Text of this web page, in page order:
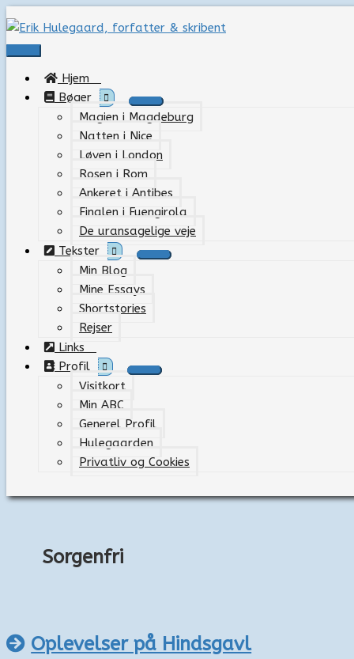
Gå
til
indholdet
Hovedmenu
Hjem
Bøger
Magien i Magdeburg
Natten i Nice
Løven i London
Rosen i Rom
Ankeret i Antibes
Finalen i Fuengirola
De uransagelige veje
Tekster
Min Blog
Mine Essays
Shortstories
Rejser
Links
Profil
Visitkort
Min ABC
Generel Profil
Hulegaarden
Privatliv og Cookies
Sorgenfri
Oplevelser på Hindsgavl